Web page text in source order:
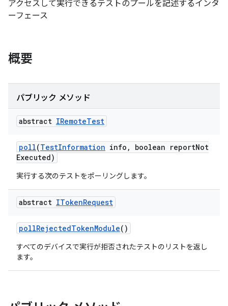
アクセスして実行できるテストのプールを記述するインタ
ーフェース
概要
パブリック メソッド
abstract IRemoteTest
poll(TestInformation info , boolean reportNot
Executed)
実行する次のテストをポーリングします。
abstract ITokenRequest
pollRejectedTokenModule()
すべてのデバイスで実行が拒否されたテストのリストを返し
ます。